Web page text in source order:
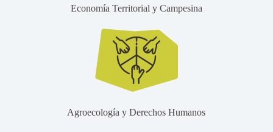
Economía Territorial y Campesina
Agroecología y Derechos Humanos